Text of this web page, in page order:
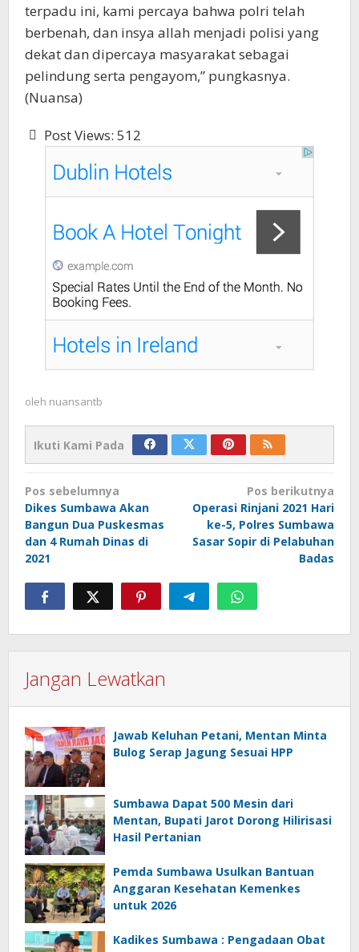
terpadu ini, kami percaya bahwa polri telah
berbenah, dan insya allah menjadi polisi yang
dekat dan dipercaya masyarakat sebagai
pelindung serta pengayom,” pungkasnya.
(Nuansa)
Post Views: 512
oleh nuansantb
Ikuti Kami Pada
Navigasi
pos
Pos sebelumnya
Dikes Sumbawa Akan
Bangun Dua Puskesmas
dan 4 Rumah Dinas di
2021
Pos berikutnya
Operasi Rinjani 2021 Hari
ke-5, Polres Sumbawa
Sasar Sopir di Pelabuhan
Badas
Jangan Lewatkan
Jawab Keluhan Petani, Mentan Minta
Bulog Serap Jagung Sesuai HPP
Sumbawa Dapat 500 Mesin dari
Mentan, Bupati Jarot Dorong Hilirisasi
Hasil Pertanian
Pemda Sumbawa Usulkan Bantuan
Anggaran Kesehatan Kemenkes
untuk 2026
Kadikes Sumbawa : Pengadaan Obat